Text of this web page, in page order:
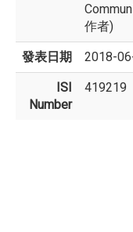
作者)
發表日期 2018-
ISI
Number
419219